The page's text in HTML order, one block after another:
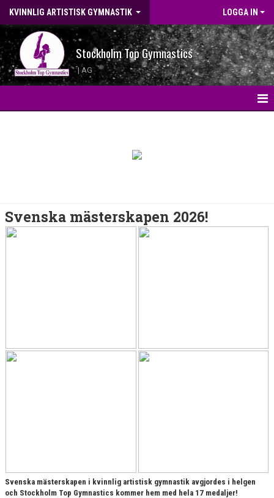
KVINNLIG ARTISTISK GYMNASTIK LOGGA IN
Stockholm Top Gymnastics
| AG
WEBBSHOP
Svenska mästerskapen 2026!
Svenska mästerskapen i kvinnlig artistisk gymnastik avgjordes i helgen
och Stockholm Top Gymnastics kommer hem med hela 17 medaljer!